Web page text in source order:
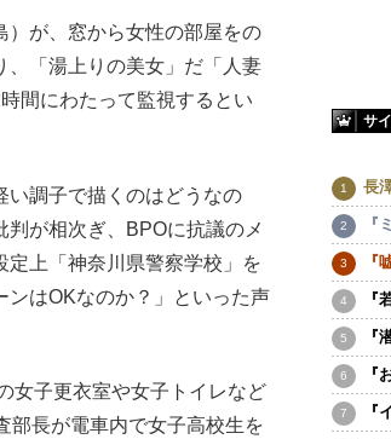
が、窓から女性の部屋をの
、「湯上りの美女」だ「人妻
間にわたって監視するとい
調子で描くのはどうなの
が相次ぎ、BPOに抗議のメ
定上「神奈川県警察学校」を
ンはOKなのか？」といった声
女子更衣室や女子トイレなど
部長が電車内で女子高校生を
サ
長
『
『
『
『
『
『